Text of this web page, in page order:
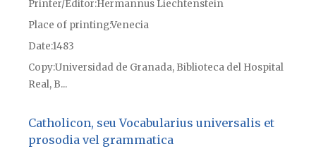
Printer/Editor Hermannus Liechtenstein
Place of printingVenecia
Date1483
CopyUniversidad de Granada, Biblioteca del Hospital
Real, B...
Catholicon, seu Vocabularius universalis et
prosodia vel grammatica